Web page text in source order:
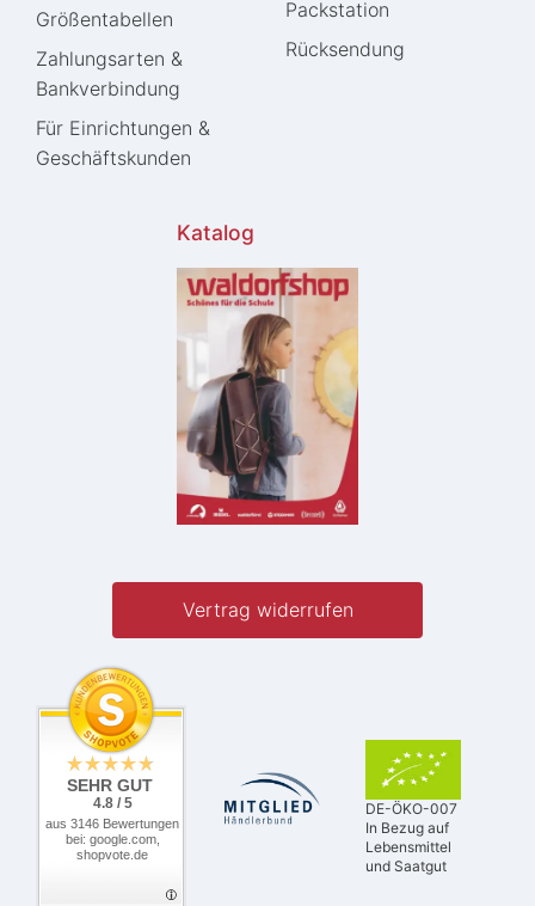
Größentabellen
Zahlungsarten &
Bankverbindung
Für Einrichtungen &
Geschäftskunden
Packstation
Rücksendung
Katalog
Vertrag widerrufen
SEHR GUT
4.8 / 5
aus 3146 Bewertungen
bei: google.com,
shopvote.de
DE-ÖKO-007
In Bezug auf
Lebensmittel
und Saatgut